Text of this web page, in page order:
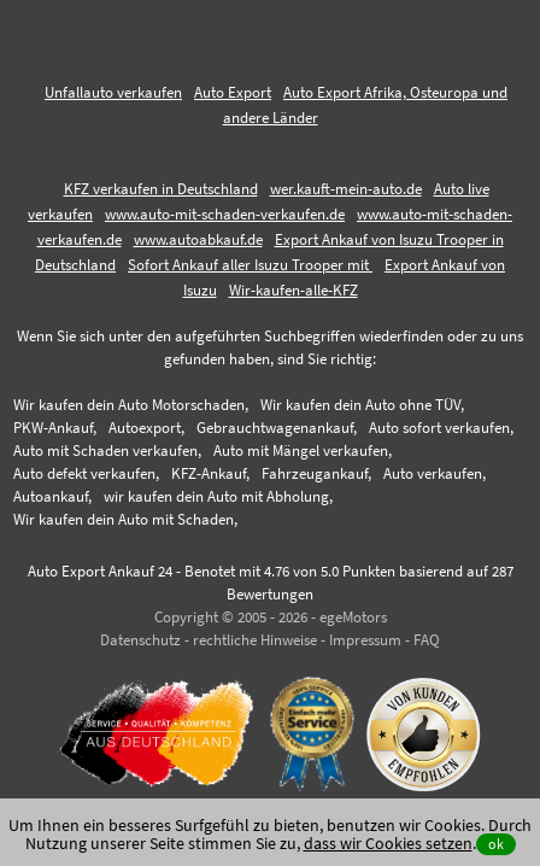
Unfallauto verkaufen Auto Export
Auto Export Afrika, Osteuropa und
andere Länder
KFZ verkaufen in Deutschland wer.kauft-mein-auto.de
Auto live
verkaufen
www.auto-mit-schaden-verkaufen.de
www.auto-mit-schaden-
verkaufen.de
www.autoabkauf.de
Export Ankauf von Isuzu Trooper in
Deutschland
Sofort Ankauf aller Isuzu Trooper mit
Export Ankauf von
Isuzu
Wir-kaufen-alle-KFZ
Wenn Sie sich unter den aufgeführten Suchbegriffen wiederfinden oder zu uns
gefunden haben, sind Sie richtig:
Wir kaufen dein Auto Motorschaden,
Wir kaufen dein Auto ohne TÜV,
PKW-Ankauf,
Autoexport, Gebrauchtwagenankauf,
Auto sofort verkaufen,
Auto mit Schaden verkaufen,
Auto mit Mängel verkaufen,
Auto defekt verkaufen,
KFZ-Ankauf, Fahrzeugankauf,
Auto verkaufen,
Autoankauf,
wir kaufen dein Auto mit Abholung,
Wir kaufen dein Auto mit Schaden,
Auto Export Ankauf 24- Benotet mit 4.76von 5.0 Punkten basierend auf 287
Bewertungen
Copyright © 2005 - 2026 - egeMotors
Datenschutz - rechtliche Hinweise - Impressum - FAQ
Um Ihnen ein besseres Surfgefühl zu bieten, benutzen wir Cookies. Durch
Nutzung unserer Seite stimmen Sie zu,dass wir Cookies setzen. ok